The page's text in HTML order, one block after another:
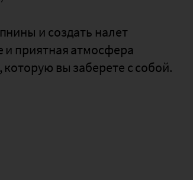
и создать налет
приятная атмосфера
вы заберете с собой.